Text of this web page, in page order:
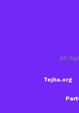
All
Tejha.org